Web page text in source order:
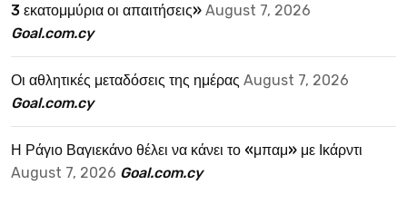
3 εκατομμύρια οι απαιτήσεις» August 7, 2026
Goal.com.cy
Οι αθλητικές μεταδόσεις της ημέρας August 7, 2026
Goal.com.cy
Η Ράγιο Βαγιεκάνο θέλει να κάνει το «μπαμ» με Ικάρντι
August 7, 2026 Goal.com.cy